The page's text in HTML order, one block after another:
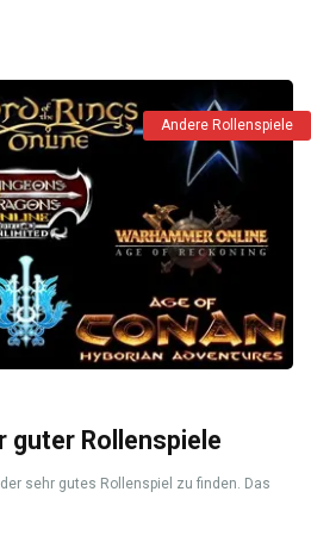
Andere Rollenspiele
guter Rollenspiele
sehr gutes Rollenspiel zu finden. Das